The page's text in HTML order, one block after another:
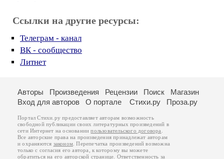
Ссылки на другие ресурсы:
Телеграм - канал
ВК - сообщество
Литнет
Авторы Произведения Рецензии Поиск
Магазин
Вход для авторов
О портале Стихи.ру Проза.ру
Портал Стихи.ру предоставляет авторам возможность
свободной публикации своих литературных произведений в
сети Интернет на основаниипользовательского договора
Все авторские права на произведения принадлежат авторам
и охраняются законом . Перепечатка произведений возможна
только с согласия его автора, к которому вы можете
обратиться на его авторской странице. Ответственность за